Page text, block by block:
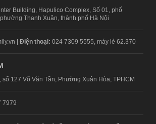
Building, Hapulico Complex, Số 01, phố
Thanh Xuân, thành phố Hà Nội
| Điện thoại: 024 7309 5555, máy lẻ 62.370
số 127 Võ Văn Tần, Phường Xuân Hòa, TPHCM
7979